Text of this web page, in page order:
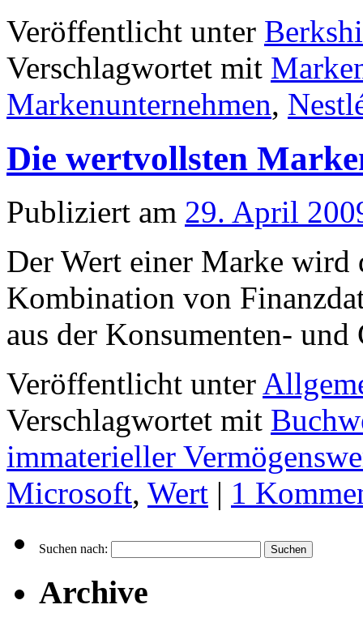
Veröffentlicht unter
Verschlagwortet mit
Markenunternehmen,
Die wertvollsten
Publiziert am 29. April
Der Wert einer Marke wird
Kombination von
aus der Konsumenten-
Veröffentlicht unter
Verschlagwortet mit
immaterieller
Microsoft, Wert | 1
Suchen nach:
Archive